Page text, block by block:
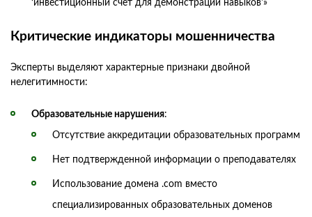
‘инвестиционный счет для демонстрации навыков'»
Критические индикаторы мошенничества
Эксперты выделяют характерные признаки двойной
нелегитимности:
Образовательные нарушения:
Отсутствие аккредитации образовательных программ
Нет подтвержденной информации о преподавателях
Использование домена .com вместо
специализированных образовательных доменов